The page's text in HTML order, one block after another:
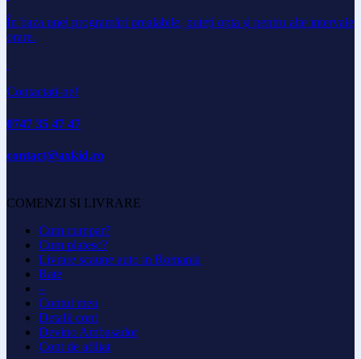
În baza unei programări prealabile, puteți opta și pentru alte intervale
orare.
Contactati-ne!
0747 35 47 47
contact@axkid.ro
COMENZI SI LIVRARE
Cum cumpar?
Cum platesc?
Livrare scaune auto in Romania
Rate
–
Contul meu
Detalii cont
Devino Ambasador
Cont de afiliat